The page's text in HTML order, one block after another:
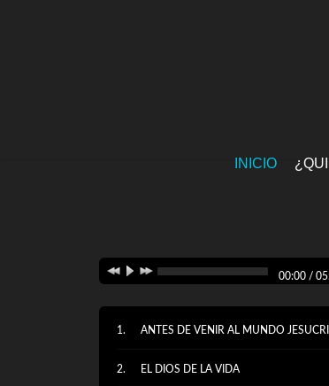
INICIO
00:00 /
ANTES DE VENIR AL MUNDO
EL DIOS DE LA VIDA